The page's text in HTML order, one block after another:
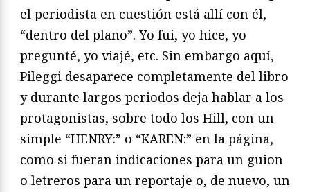
el periodista en cuestión está allí con él,
“dentro del plano”. Yo fui, yo hice, yo
pregunté, yo viajé, etc. Sin embargo aquí,
Pileggi desaparece completamente del libro
y durante largos periodos deja hablar a los
protagonistas, sobre todo los Hill, con un
simple “HENRY:” o “KAREN:” en la página,
como si fueran indicaciones para un guion
o letreros para un reportaje o, de nuevo, un